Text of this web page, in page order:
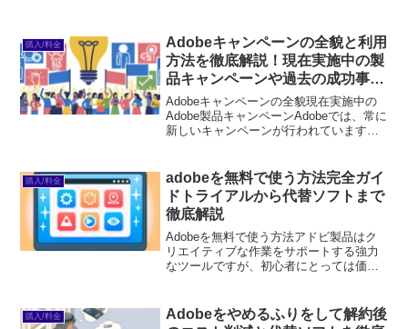
購入/料金
Adobeキャンペーンの全貌と利用
方法を徹底解説！現在実施中の製
品キャンペーンや過去の成功事例
も紹介
Adobeキャンペーンの全貌現在実施中の
Adobe製品キャンペーンAdobeでは、常に
新しいキャンペーンが行われています。
なソフトウェアを手頃な価格で手に入れ
るチャンス...
購入/料金
adobeを無料で使う方法完全ガイ
ドトライアルから代替ソフトまで
徹底解説
Adobeを無料で使う方法アドビ製品はク
リエイティブな作業をサポートする強力
なツールですが、初心者にとっては価格
フトの選び方、学生向けの割引情報など
を紹介します。これを...
購入/料金
Adobeをやめるふりをして解約後